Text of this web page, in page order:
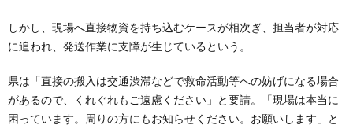
しかし、現場へ直接物資を持ち込むケースが相次ぎ、担当者が対応
に追われ、発送作業に支障が生じているという。
県は「直接の搬入は交通渋滞などで救命活動等への妨げになる場合
があるので、くれぐれもご遠慮ください」と要請。「現場は本当に
困っています。周りの方にもお知らせください。お願いします」と